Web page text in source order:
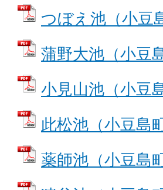
つぼえ池（小豆
蒲野大池（小豆
小見山池（小豆
此松池（小豆島
薬師池（小豆島